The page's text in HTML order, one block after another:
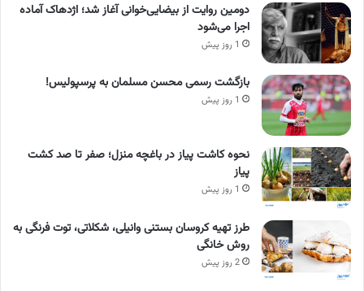
دومین روایت از بیضایی‌خوانی آغاز شد؛ اژدهاک آماده
اجرا می‌شود
1 روز پیش
بازگشت رسمی محسن مسلمان به پرسپولیس!
1 روز پیش
نحوه کاشت پیاز در باغچه منزل؛ صفر تا صد کشت
پیاز
1 روز پیش
طرز تهیه کروسان بستنی وانیلی، شکلاتی، توت فرنگی به
روش خانگی
2 روز پیش